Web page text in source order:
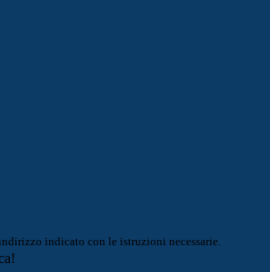
indicato con le istruzioni necessarie.